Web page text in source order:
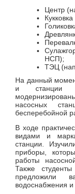
Центр
НСП);
ТЭЦ
На данный
и станции
насосных
бесперебойной
В ходе
видами и
станции.
приборы,
работы
Также
предложили
водоснабжения